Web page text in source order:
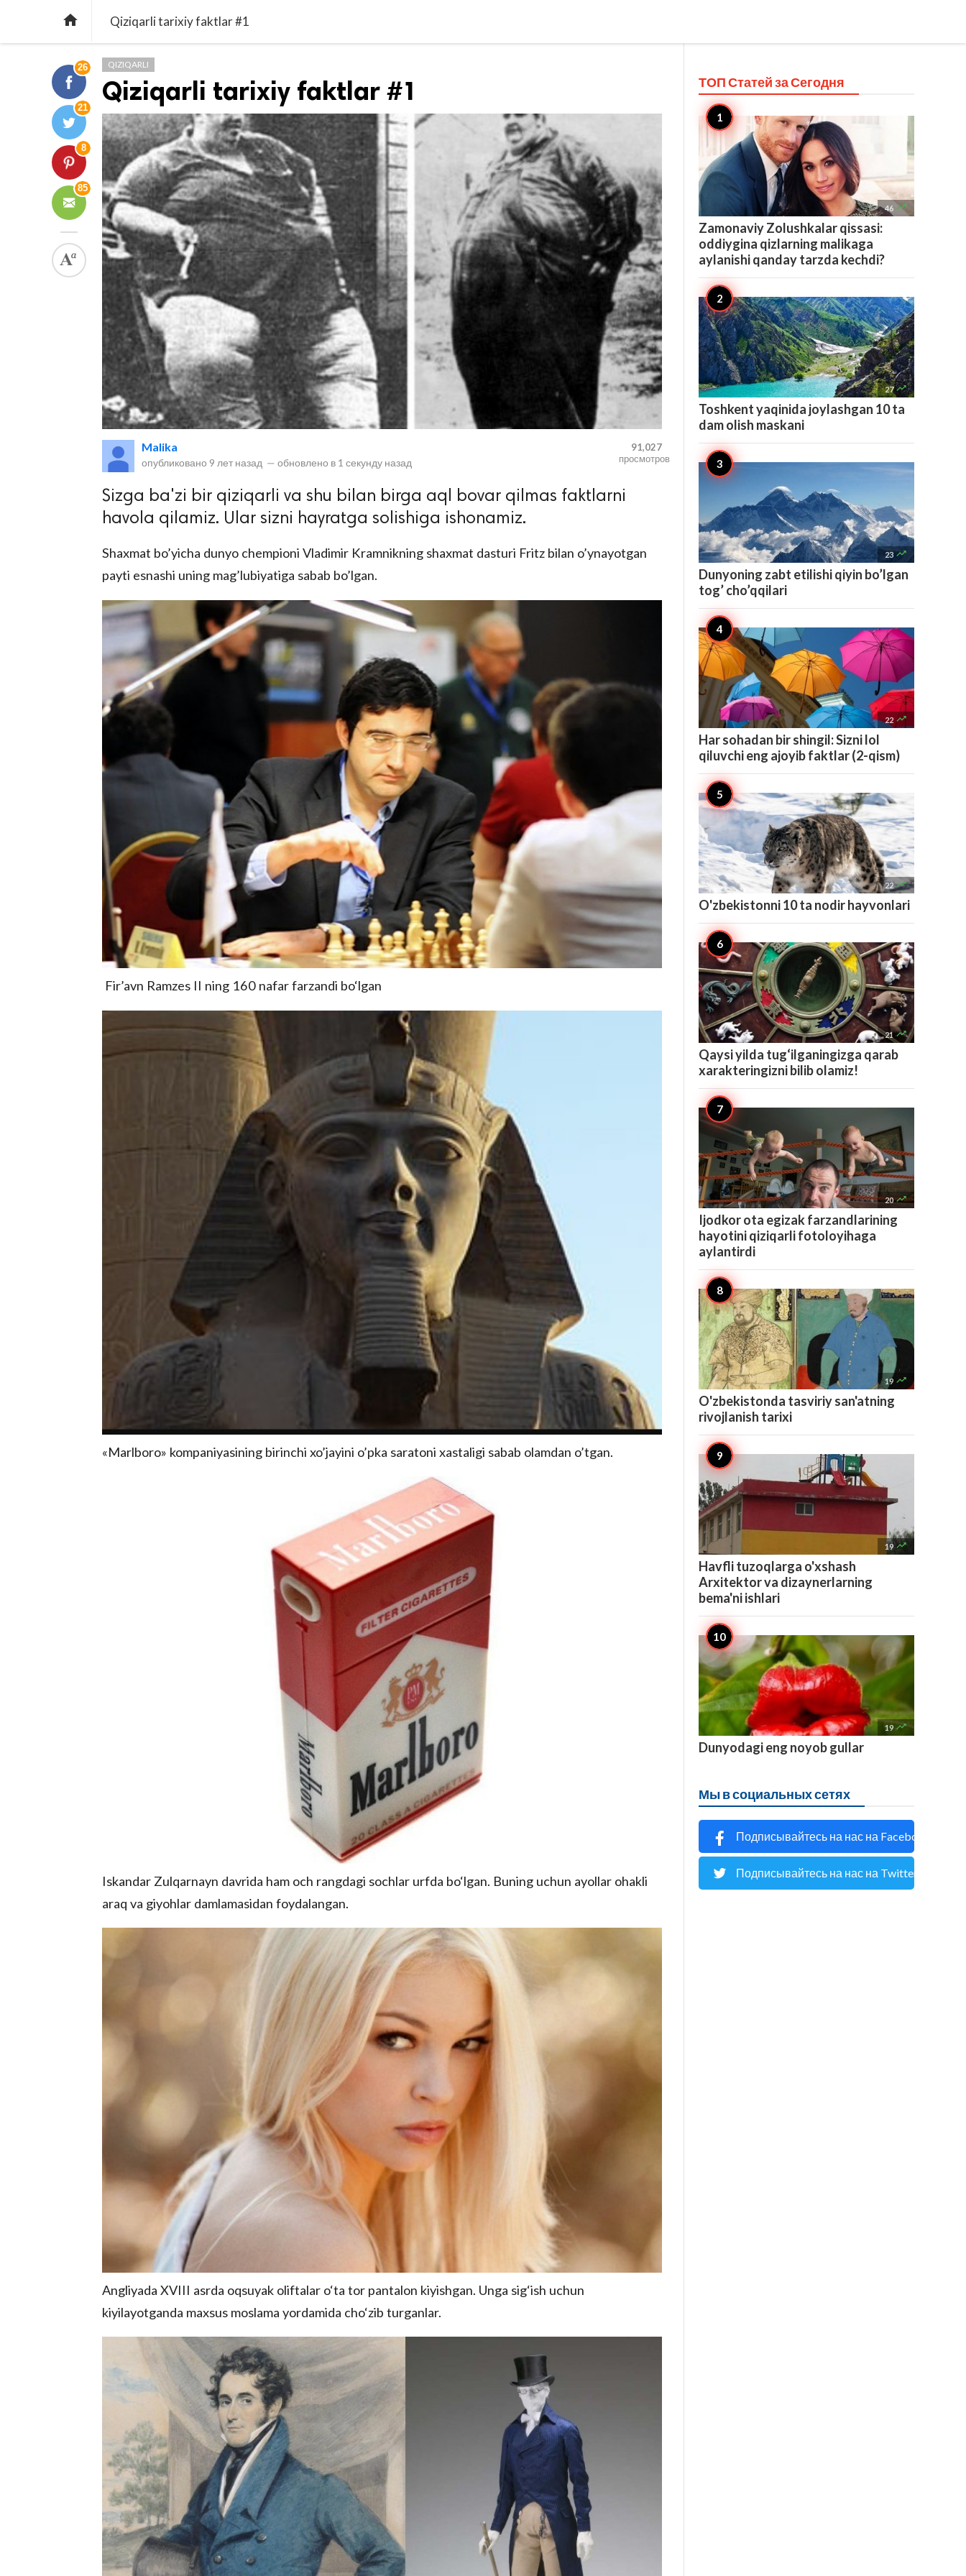
 Qiziqarli tarixiy faktlar #1
26
21
8
85
QIZIQARLI
Qiziqarli tarixiy faktlar #1
Malika
опубликовано 9 лет назад — обновлено в 1 секунду назад
91,027
просмотров
Sizga ba'zi bir qiziqarli va shu bilan birga aql bovar qilmas faktlarni
havola qilamiz. Ular sizni hayratga solishiga ishonamiz.
Shaxmat bo’yicha dunyo chempioni Vladimir Kramnikning shaxmat dasturi Fritz bilan o’ynayotgan
payti esnashi uning mag’lubiyatiga sabab bo’lgan.
Fir’avn Ramzes II ning 160 nafar farzandi bo‘lgan
«Marlboro» kompaniyasining birinchi xo’jayini o’pka saratoni xastaligi sabab olamdan o’tgan.
Iskandar Zulqarnayn davrida ham och rangdagi sochlar urfda bo‘lgan. Buning uchun ayollar ohakli
araq va giyohlar damlamasidan foydalangan.
Angliyada XVIII asrda oqsuyak oliftalar o‘ta tor pantalon kiyishgan. Unga sig‘ish uchun
kiyilayotganda maxsus moslama yordamida cho‘zib turganlar.
ТОП Статей заСегодня
46 
Zamonaviy Zolushkalar qissasi:
oddiygina qizlarning malikaga
aylanishi qanday tarzda kechdi?
27 
Toshkent yaqinida joylashgan 10 ta
dam olish maskani
23 
Dunyoning zabt etilishi qiyin bo’lgan
tog’ cho’qqilari
22 
Har sohadan bir shingil: Sizni lol
qiluvchi eng ajoyib faktlar (2-qism)
22 
O'zbekistonni 10 ta nodir hayvonlari
21 
Qaysi yilda tug‘ilganingizga qarab
xarakteringizni bilib olamiz!
20 
Ijodkor ota egizak farzandlarining
hayotini qiziqarli fotoloyihaga
aylantirdi
19 
O'zbekistonda tasviriy san'atning
rivojlanish tarixi
19 
Havfli tuzoqlarga o'xshash
Arxitektor va dizaynerlarning
bema'ni ishlari
19 
Dunyodagi eng noyob gullar
Мы в социальных сетях
Подписывайтесь на нас на Facebook
Подписывайтесь на нас на Twitter